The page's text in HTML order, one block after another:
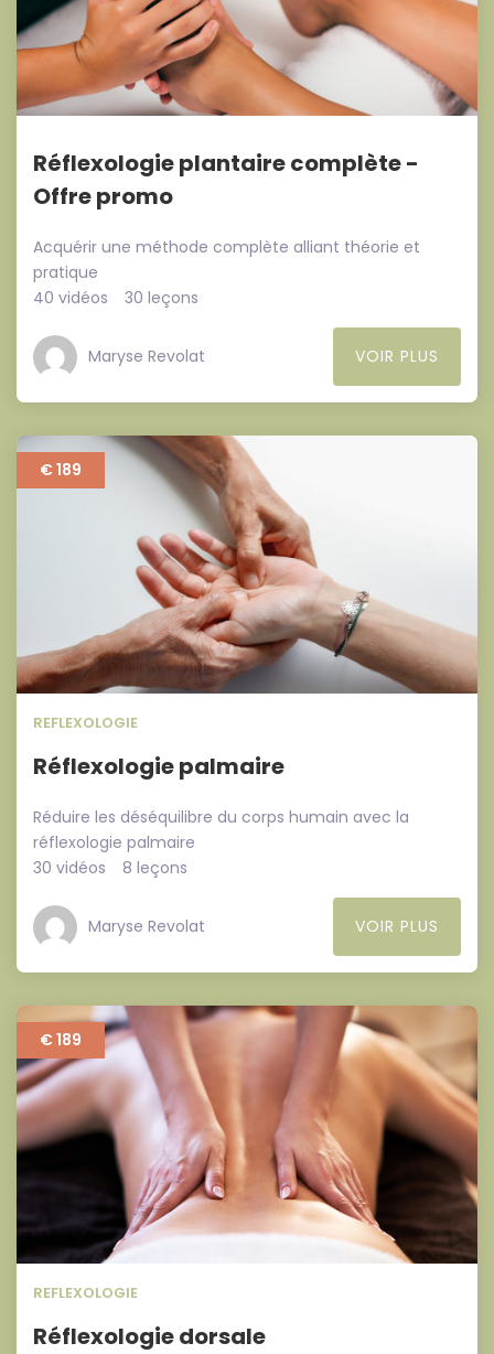
Réflexologie plantaire complète -
Offre promo
Acquérir une méthode complète alliant théorie et
pratique
40 vidéos
30 leçons
Maryse Revolat VOIR PLUS
€ 189
REFLEXOLOGIE
Réflexologie palmaire
Réduire les déséquilibre du corps humain avec la
réflexologie palmaire
30 vidéos
8 leçons
Maryse Revolat VOIR PLUS
€ 189
REFLEXOLOGIE
Réflexologie dorsale